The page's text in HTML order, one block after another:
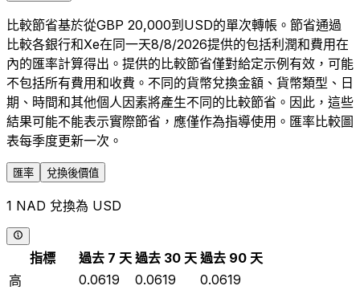
比較節省基於從GBP 20,000到USD的單次轉帳。節省通過
比較各銀行和Xe在同一天8/8/2026提供的包括利潤和費用在
內的匯率計算得出。提供的比較節省僅對給定示例有效，可能
不包括所有費用和收費。不同的貨幣兌換金額、貨幣類型、日
期、時間和其他個人因素將產生不同的比較節省。因此，這些
結果可能不能表示實際節省，應僅作為指導使用。匯率比較圖
表每季度更新一次。
匯率 兌換後價值
1 NAD 兌換為 USD
指標 過去 7 天 過去 30 天 過去 90 天
高
0.0619 0.0619
0.0619